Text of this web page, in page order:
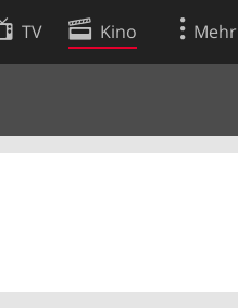
TV Kino Mehr